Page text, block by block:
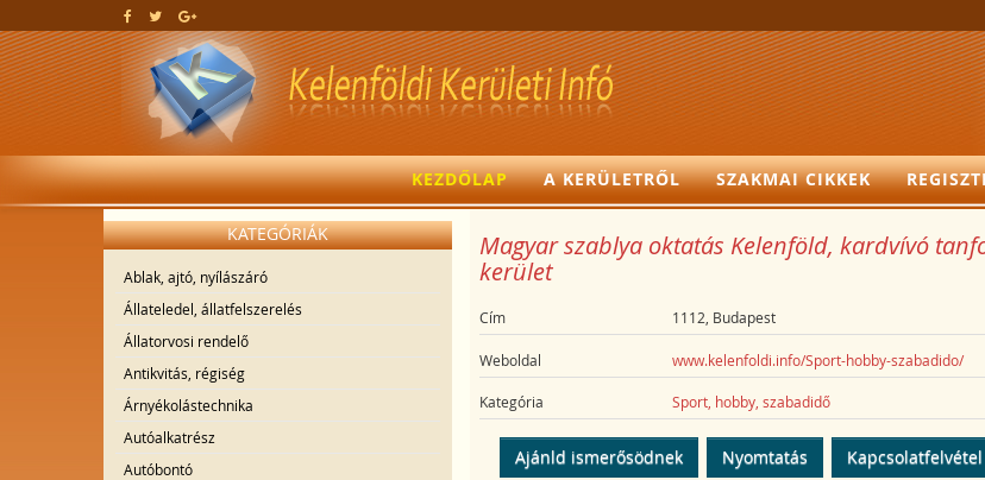
KEZDŐLAP A KERÜLETRŐL SZAKMAI CIKKEK
KATEGÓRIÁK
Ablak, ajtó, nyílászáró
Állateledel, állatfelszerelés
Állatorvosi rendelő
Antikvitás, régiség
Árnyékolástechnika
Autóalkatrész
Autóbontó
Magyar szablya oktatás Kelenföld, kardvívó
kerület
Cím 1112, Budapest
Weboldal www.kelenfoldi.info/Sport-hobby-szabadido/
Kategória Sport, hobby, szabadidő
Ajánld ismerősödnek Nyomtatás Kapcsolatfelvétel